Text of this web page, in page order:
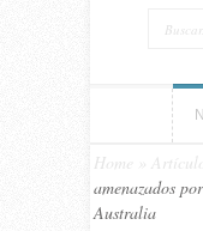
Home
amenazados
Australia